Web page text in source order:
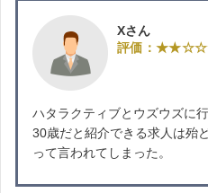
Xさん
評価：
ハタラクティブとウズウズに
30歳だと紹介できる求人は殆
って言われてしまった。